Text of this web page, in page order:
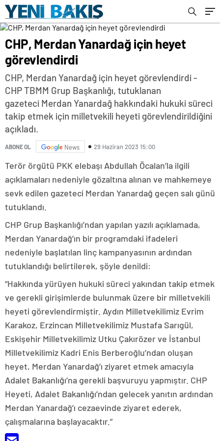
CHP, Merdan Yanardağ için heyet
görevlendirdi
CHP, Merdan Yanardağ için heyet görevlendirdi -
CHP TBMM Grup Başkanlığı, tutuklanan
gazeteci Merdan Yanardağ hakkındaki hukuki süreci
takip etmek için milletvekili heyeti görevlendirildiğini
açıkladı.
ABONE OL News 29 Haziran 2023 15:00
Terör örgütü PKK elebaşı Abdullah Öcalan’la ilgili
açıklamaları nedeniyle gözaltına alınan ve mahkemeye
sevk edilen gazeteci Merdan Yanardağ geçen salı günü
tutuklandı.
CHP Grup Başkanlığı’ndan yapılan yazılı açıklamada,
Merdan Yanardağ’ın bir programdaki ifadeleri
nedeniyle başlatılan linç kampanyasının ardından
tutuklandığı belirtilerek, şöyle denildi:
“Hakkında yürüyen hukuki süreci yakından takip etmek
ve gerekli girişimlerde bulunmak üzere bir milletvekili
heyeti görevlendirmiştir. Aydın Milletvekilimiz Evrim
Karakoz, Erzincan Milletvekilimiz Mustafa Sarıgül,
Eskişehir Milletvekilimiz Utku Çakırözer ve İstanbul
Milletvekilimiz Kadri Enis Berberoğlu’ndan oluşan
heyet, Merdan Yanardağ’ı ziyaret etmek amacıyla
Adalet Bakanlığı’na gerekli başvuruyu yapmıştır. CHP
Heyeti, Adalet Bakanlığı’ndan gelecek yanıtın ardından
Merdan Yanardağ’ı cezaevinde ziyaret ederek,
çalışmalarına başlayacaktır.”